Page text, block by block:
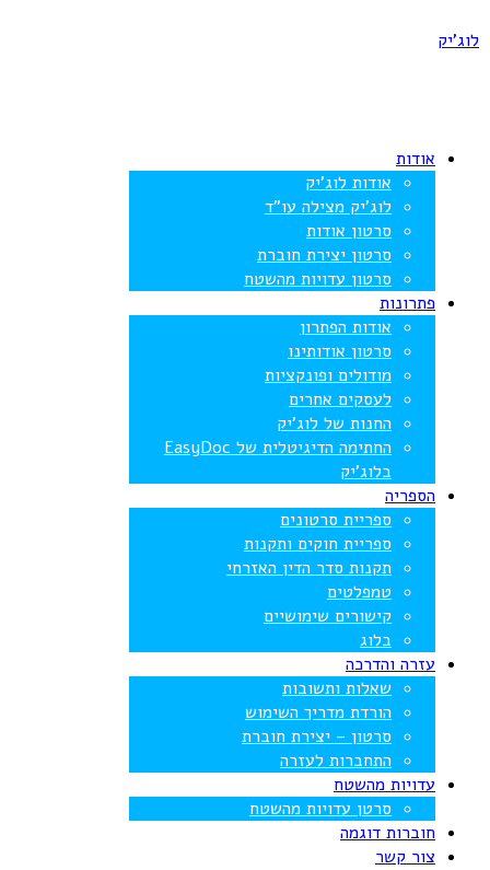
לוג'יק
אודות
אודות לוג’יק
לוג’יק מצילה עו”ד
סרטון אודות
סרטון יצירת חוברת
סרטון עדויות מהשטח
פתרונות
אודות הפתרון
סרטון אודותינו
מודולים ופונקציות
לעסקים אחרים
החנות של לוג’יק
החתימה הדיגיטלית של EasyDoc
בלוג’יק
הספריה
ספריית סרטונים
ספריית חוקים ותקנות
תקנות סדר הדין האזרחי
טמפלטים
קישורים שימושיים
בלוג
עזרה והדרכה
שאלות ותשובות
הורדת מדריך השימוש
סרטון – יצירת חוברת
התחברות לעזרה
עדויות מהשטח
סרטן עדויות מהשטח
חוברות דוגמה
צור קשר